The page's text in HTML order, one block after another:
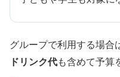
グループで利用する場合
ドリンク代も含めて予算